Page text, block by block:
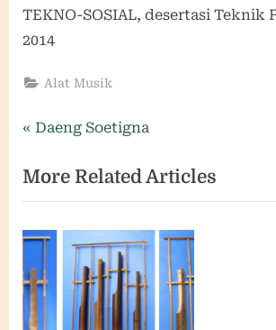
TEKNO-SOSIAL, desertasi Teknik
2014
Alat Musik
Navigasi
pos
P
e
v
i
u
s
Daeng Soetigna
More Related Articles